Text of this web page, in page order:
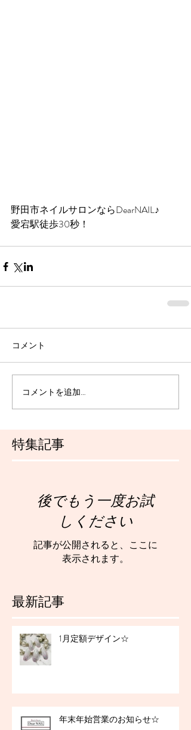
特集記事
最新記事
愛宕駅徒歩30秒！
コメント
コメントを追加…
後でもう一度お試
しください
記事が公開されると、ここに
表示されます。
1月定額デザイン☆
年末年始営業のお知らせ☆